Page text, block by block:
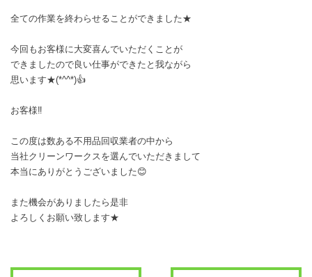
全ての作業を終わらせることができました★
今回もお客様に大変喜んでいただくことが
できましたので良い仕事ができたと我ながら
思います★(*^^*)👍
お客様‼️
この度は数ある不用品回収業者の中から
当社クリーンワークスを選んでいただきまして
本当にありがとうございました😊
また機会がありましたら是非
よろしくお願い致します★